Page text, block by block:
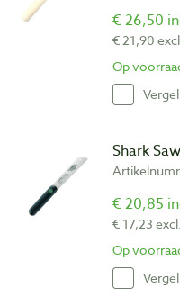
€ 26,50
€ 21,90
Op
Shark
€ 20,85
€ 17,23
Op